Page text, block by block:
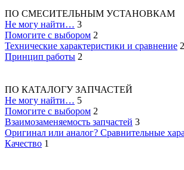
ПО СМЕСИТЕЛЬНЫМ УСТАНОВКАМ
Не могу найти… 3
Помогите с выбором 2
Технические характеристики и сравнение 2
Принцип работы 2
ПО КАТАЛОГУ ЗАПЧАСТЕЙ
Не могу найти… 5
Помогите с выбором 2
Взаимозаменяемость запчастей 3
Оригинал или аналог? Сравнительные
Качество 1